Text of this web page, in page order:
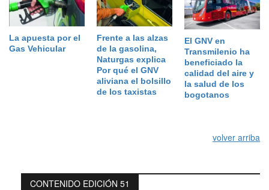
La apuesta por el
Gas Vehicular
Frente a las alzas
de la gasolina,
Naturgas explica
Por qué el GNV
aliviana el bolsillo
de los taxistas
El GNV en
Transmilenio ha
beneficiado la
calidad del aire y
la salud de los
bogotanos
volver arriba
CONTENIDO EDICIÓN 51